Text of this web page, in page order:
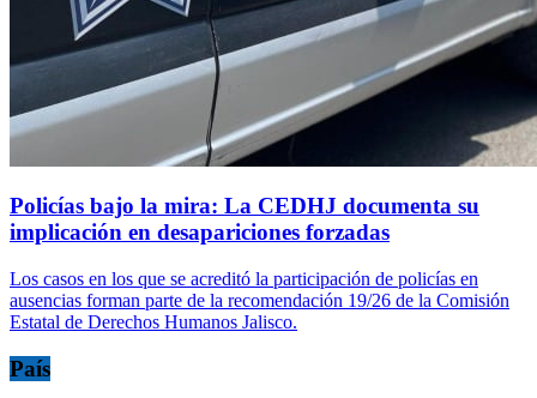
Policías bajo la mira: La CEDHJ documenta su
implicación en desapariciones forzadas
Los casos en los que se acreditó la participación de policías en
ausencias forman parte de la recomendación 19/26 de la Comisión
Estatal de Derechos Humanos Jalisco.
País